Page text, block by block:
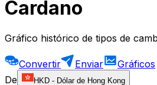
Cardano
Gráfico histórico de tipos de
Convertir Enviar Gráficos
De
HKD - Dólar de Hong Kong